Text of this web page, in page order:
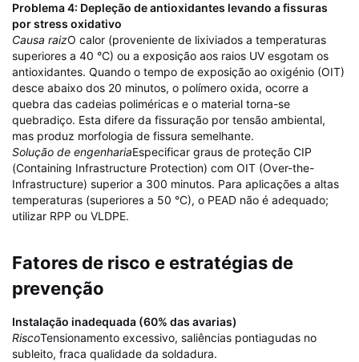
Problema 4: Depleção de antioxidantes levando a fissuras
por stress oxidativo
Causa raizO calor (proveniente de lixiviados a temperaturas
superiores a 40 °C) ou a exposição aos raios UV esgotam os
antioxidantes. Quando o tempo de exposição ao oxigénio (OIT)
desce abaixo dos 20 minutos, o polímero oxida, ocorre a
quebra das cadeias poliméricas e o material torna-se
quebradiço. Esta difere da fissuração por tensão ambiental,
mas produz morfologia de fissura semelhante.
Solução de engenhariaEspecificar graus de proteção CIP
(Containing Infrastructure Protection) com OIT (Over-the-
Infrastructure) superior a 300 minutos. Para aplicações a altas
temperaturas (superiores a 50 °C), o PEAD não é adequado;
utilizar RPP ou VLDPE.
Fatores de risco e estratégias de
prevenção
Instalação inadequada (60% das avarias)
RiscoTensionamento excessivo, saliências pontiagudas no
subleito, fraca qualidade da soldadura.